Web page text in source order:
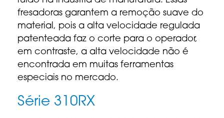
fresadoras garantem a remoção suave do
material, pois a alta velocidade regulada
patenteada faz o corte para o operador,
em contraste, a alta velocidade não é
encontrada em muitas ferramentas
especiais no mercado.
Série 310RX